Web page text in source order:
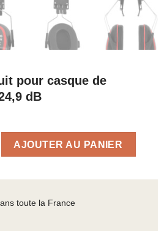
pour casque de
dB
AJOUTER AU PANIER
toute la France